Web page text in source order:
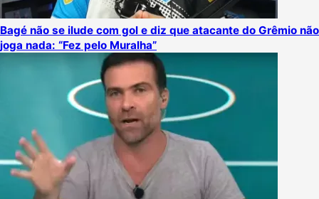
Bagé não se ilude com gol e diz que atacante do Grêmio não
joga nada: “Fez pelo Muralha”